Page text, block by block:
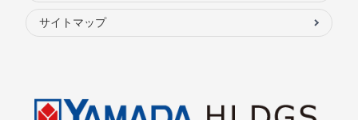
サイトマップ